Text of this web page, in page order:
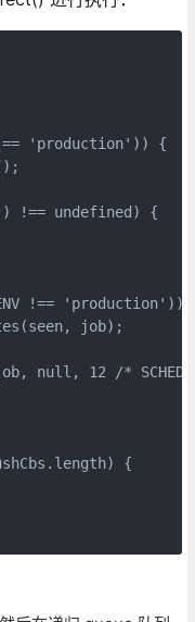
'production')) {
!== undefined) {
!== 'production'))
job);
null, 12 /*
{